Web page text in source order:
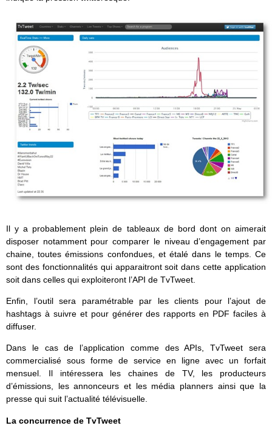
Il y a probablement plein de tableaux de bord dont on aimerait
disposer notamment pour comparer le niveau d’engagement par
chaine, toutes émissions confondues, et étalé dans le temps. Ce
sont des fonctionnalités qui apparaitront soit dans cette application
soit dans celles qui exploiteront l’API de TvTweet.
Enfin, l’outil sera paramétrable par les clients pour l’ajout de
hashtags à suivre et pour générer des rapports en PDF faciles à
diffuser.
Dans le cas de l’application comme des APIs, TvTweet sera
commercialisé sous forme de service en ligne avec un forfait
mensuel. Il intéressera les chaines de TV, les producteurs
d’émissions, les annonceurs et les média planners ainsi que la
presse qui suit l’actualité télévisuelle.
La concurrence de TvTweet